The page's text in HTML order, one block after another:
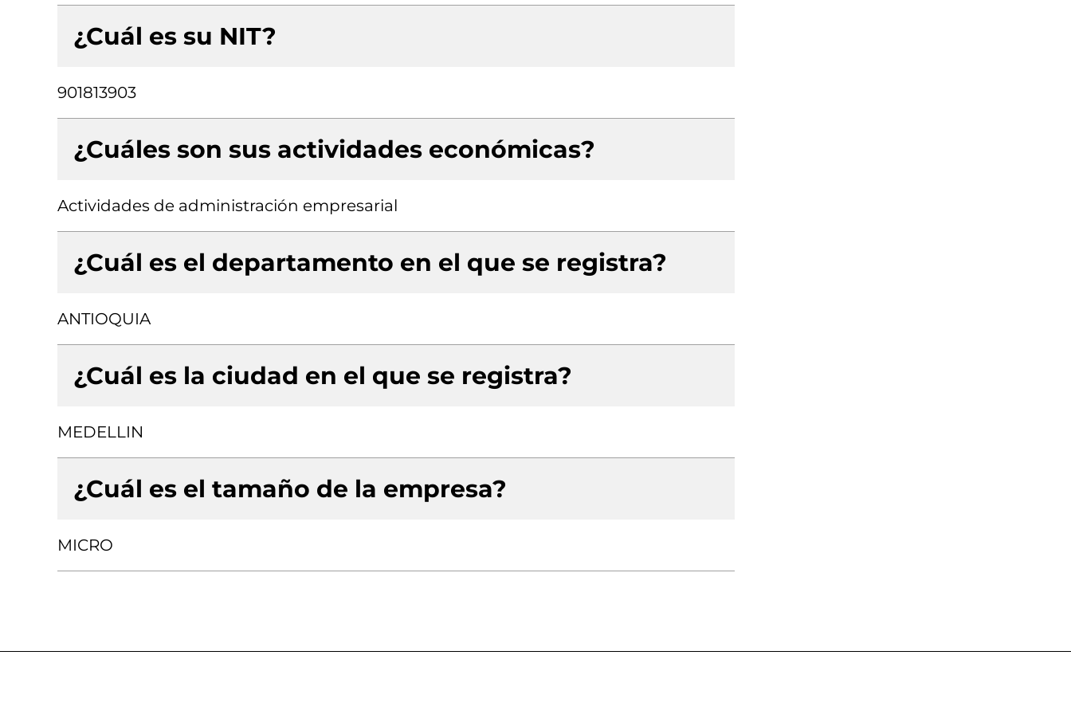
¿Cuál es su NIT?
901813903
¿Cuáles son sus actividades económicas?
Actividades de administración empresarial
¿Cuál es el departamento en el que se registra?
ANTIOQUIA
¿Cuál es la ciudad en el que se registra?
MEDELLIN
¿Cuál es el tamaño de la empresa?
MICRO